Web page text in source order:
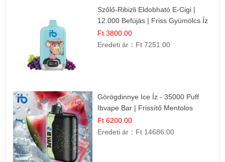
Szőlő-Ribizli Eldobható E-Cigi |
12.000 Befújás | Friss Gyümölcs Íz
Ft 3800.00
Eredeti ár： Ft 7251.00
Görögdinnye Ice Íz - 35000 Puff
Ibvape Bar | Frissítő Mentolos
Élmény!
Ft 6200.00
Eredeti ár： Ft 14686.00